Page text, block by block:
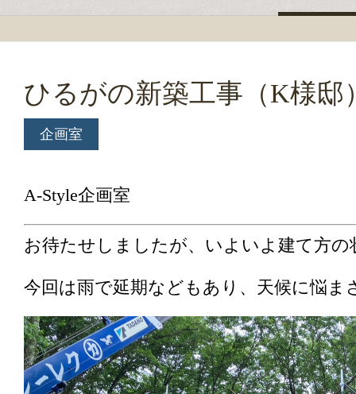
ひるがの新築工事（K様邸
企画室
A-Style企画室
お待たせしましたが、いよいよ建て方の
今回は雨で延期などもあり、天候に悩ま